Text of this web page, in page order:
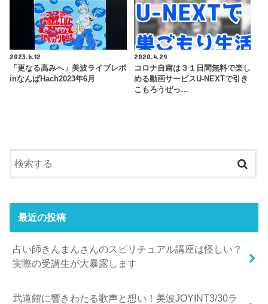
2023.6.12
「更なる高みへ」美波ライブレポ
inなんばHach2023年6月
2020.4.29
コロナ自粛は３１日間無料で楽し
める動画サービスU-NEXTで引き
こもろうぜっ…
最近の投稿
占い師きんまんさんのスピリチュアル講座は怪しい？
実際の受講生が大暴露します
武道館に響きわたる歌声と想い！美波JOYINT3/30ラ